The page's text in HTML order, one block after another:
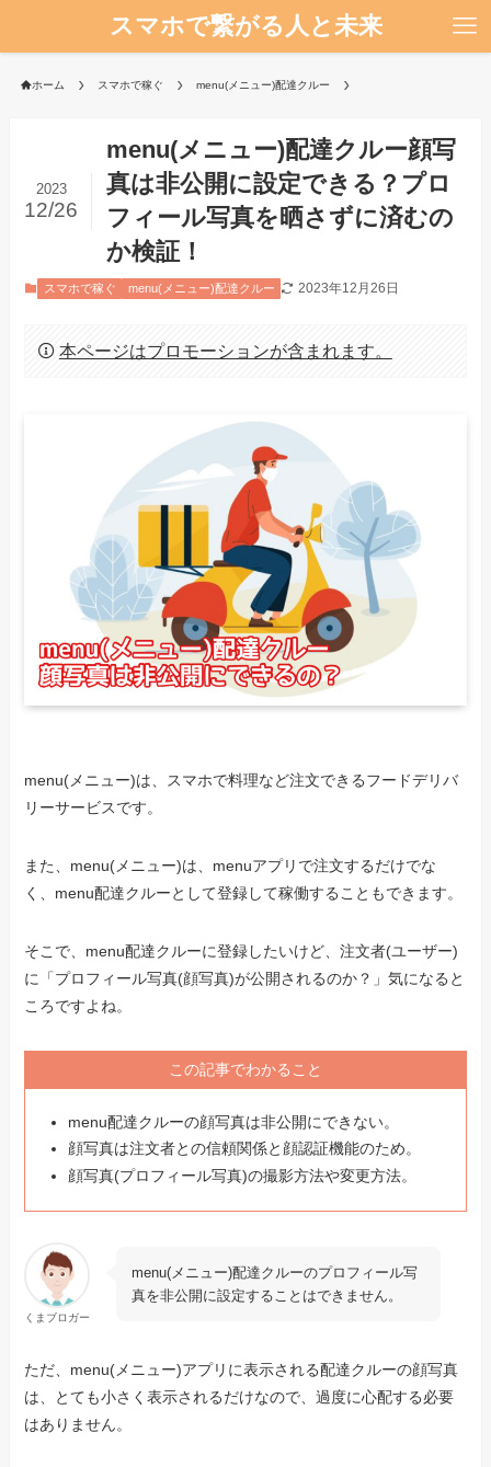
スマホで繋がる人と未来
ホーム スマホで稼ぐ menu(メニュー)配達クルー
menu(メニュー)配達クルー顔写
真は非公開に設定できる？プロ
フィール写真を晒さずに済むの
か検証！
2023
12/26
スマホで稼ぐ menu(メニュー)配達クルー 2023年12月26日
本ページはプロモーションが含まれます。
menu(メニュー)は、スマホで料理など注文できるフードデリバ
リーサービスです。
また、menu(メニュー)は、menuアプリで注文するだけでな
く、menu配達クルーとして登録して稼働することもできます。
そこで、menu配達クルーに登録したいけど、注文者(ユーザー)
に「プロフィール写真(顔写真)が公開されるのか？」気になると
ころですよね。
この記事でわかること
menu配達クルーの顔写真は非公開にできない。
顔写真は注文者との信頼関係と顔認証機能のため。
顔写真(プロフィール写真)の撮影方法や変更方法。
くまブロガー
menu(メニュー)配達クルーのプロフィール写
真を非公開に設定することはできません。
ただ、menu(メニュー)アプリに表示される配達クルーの顔写真
は、とても小さく表示されるだけなので、過度に心配する必要
はありません。